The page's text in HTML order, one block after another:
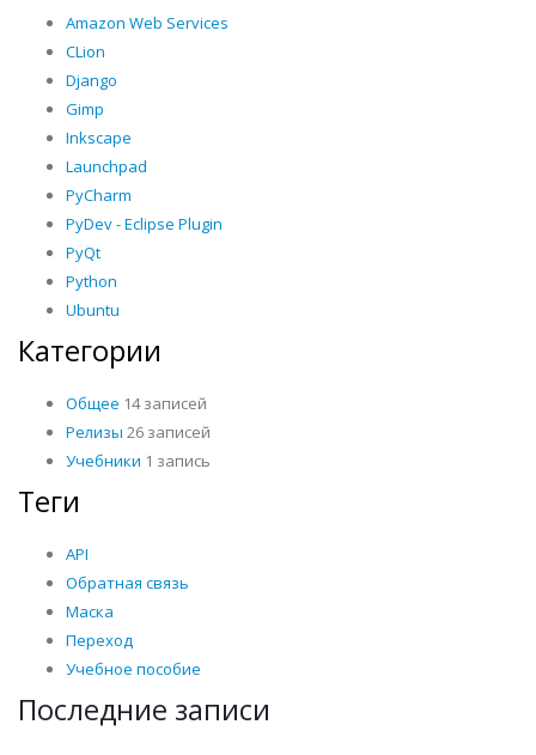
Amazon Web Services
CLion
Django
Gimp
Inkscape
Launchpad
PyCharm
PyDev - Eclipse Plugin
PyQt
Python
Ubuntu
Категории
Общее 14 записей
Релизы 26 записей
Учебники 1 запись
Теги
API
Обратная связь
Маска
Переход
Учебное пособие
Последние записи